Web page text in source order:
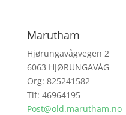
Marutham
Hjørungavågvegen 2
6063 HJØRUNGAVÅG
Org: 825241582
Tlf: 46964195
Post@old.marutham.no